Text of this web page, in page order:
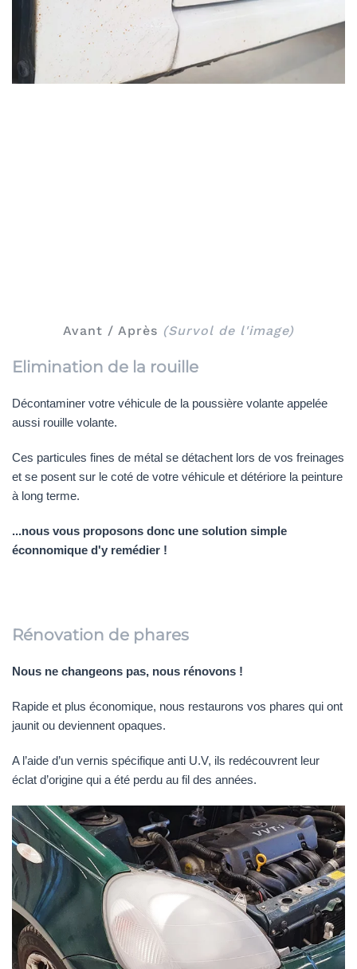
Avant / Après (Survol de l'image)
Elimination de la rouille
Décontaminer votre véhicule de la poussière volante appelée
aussi rouille volante.
Ces particules fines de métal se détachent lors de vos freinages
et se posent sur le coté de votre véhicule et détériore la peinture
à long terme.
...nous vous proposons donc une solution simple
éconnomique d'y remédier !
Rénovation de phares
Nous ne changeons pas, nous rénovons !
Rapide et plus économique, nous restaurons vos phares qui ont
jaunit ou deviennent opaques.
A l’aide d’un vernis spécifique anti U.V, ils redécouvrent leur
éclat d’origine qui a été perdu au fil des années.